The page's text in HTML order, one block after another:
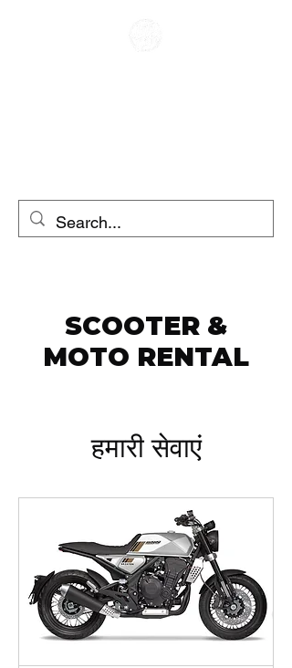
SCOOTER &
MOTO RENTAL
हमारी सेवाएं